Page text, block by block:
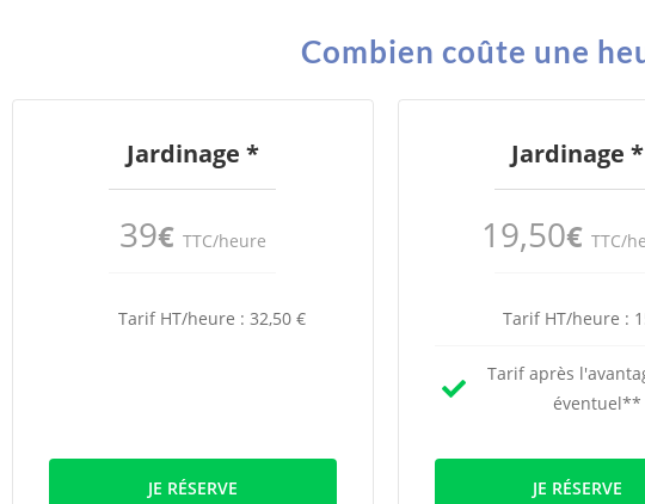
Combien coûte une
Jardinage *
39€ TTC/heure
Tarif HT/heure : 32,50 €
JE RÉSERVE
Jardinage *
19,50€ TTC/
Tarif HT/heure :
Tarif après
éventuel**
JE RÉSERVE